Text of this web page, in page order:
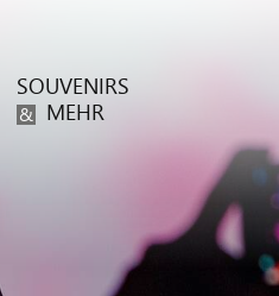
SOUVENIRS
& MEHR